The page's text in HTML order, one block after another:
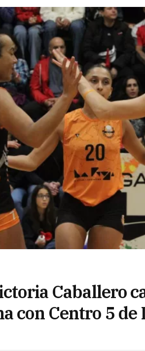
Caballero
con Centro 5 de